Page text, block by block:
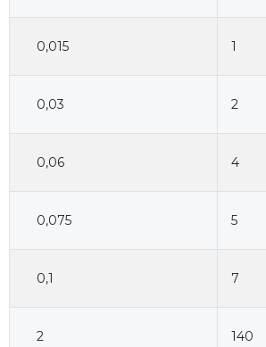
0,015 1
0,03 2
0,06 4
0,075 5
0,1 7
2 140